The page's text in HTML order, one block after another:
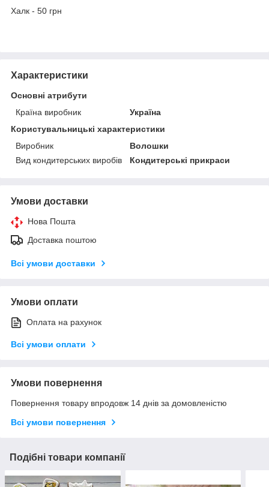
Халк - 50 грн
Характеристики
Основні атрибути
Країна виробник
Україна
Користувальницькі характеристики
Виробник
Волошки
Вид кондитерських виробів
Кондитерські прикраси
Умови доставки
Нова Пошта
Доставка поштою
Всі умови доставки
Умови оплати
Оплата на рахунок
Всі умови оплати
Умови повернення
Повернення товару впродовж 14 днів за домовленістю
Всі умови повернення
Подібні товари компанії